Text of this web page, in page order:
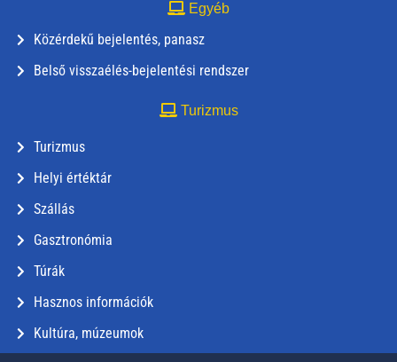
Egyéb
Közérdekű bejelentés, panasz
Belső visszaélés-bejelentési rendszer
Turizmus
Turizmus
Helyi értéktár
Szállás
Gasztronómia
Túrák
Hasznos információk
Kultúra, múzeumok